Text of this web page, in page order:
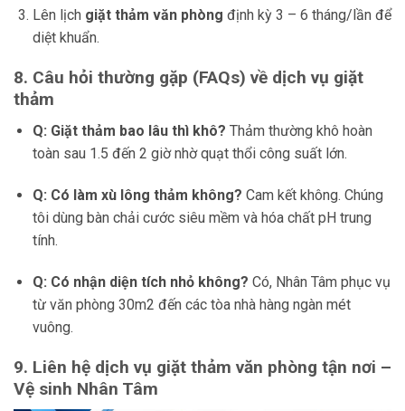
Lên lịch giặt thảm văn phòng định kỳ 3 – 6 tháng/lần để
diệt khuẩn.
8. Câu hỏi thường gặp (FAQs) về dịch vụ giặt
thảm
Q: Giặt thảm bao lâu thì khô? Thảm thường khô hoàn
toàn sau 1.5 đến 2 giờ nhờ quạt thổi công suất lớn.
Q: Có làm xù lông thảm không? Cam kết không. Chúng
tôi dùng bàn chải cước siêu mềm và hóa chất pH trung
tính.
Q: Có nhận diện tích nhỏ không? Có, Nhân Tâm phục vụ
từ văn phòng 30m2 đến các tòa nhà hàng ngàn mét
vuông.
9. Liên hệ dịch vụ giặt thảm văn phòng tận nơi –
Vệ sinh Nhân Tâm